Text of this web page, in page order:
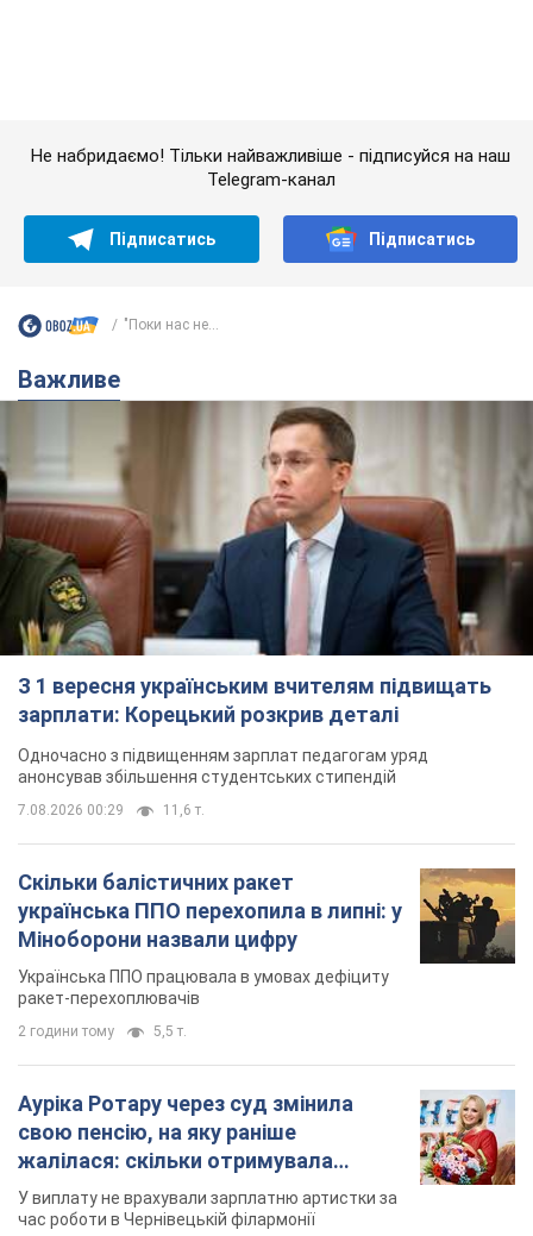
зарплати: Корецький розкрив деталі
анонсував збільшення студентських стипендій
7.08.2026 00:29 11,6 т.
Скільки балістичних ракет
українська ППО перехопила в липні: у
Міноборони назвали цифру
Українська ППО працювала в умовах дефіциту
ракет-перехоплювачів
2 години тому 5,5 т.
Ауріка Ротару через суд змінила
свою пенсію, на яку раніше
жалілася: скільки отримувала
співачка
У виплату не врахували зарплатню артистки за
час роботи в Чернівецькій філармонії
за 11 годин